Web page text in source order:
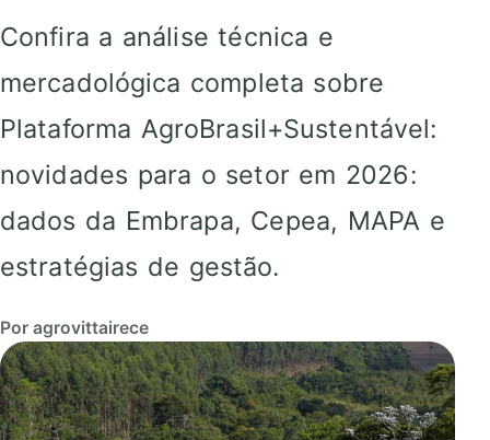
Confira a análise técnica e
mercadológica completa sobre
Plataforma AgroBrasil+Sustentável:
novidades para o setor em 2026:
dados da Embrapa, Cepea, MAPA e
estratégias de gestão.
Por agrovittairece